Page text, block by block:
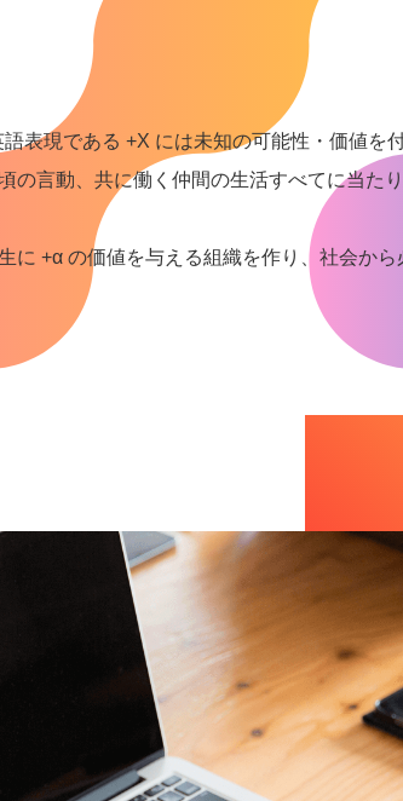
表現である +X には未知の可能性・価値を
の言動、共に働く仲間の生活すべてに当た
に +α の価値を与える組織を作り、社会か